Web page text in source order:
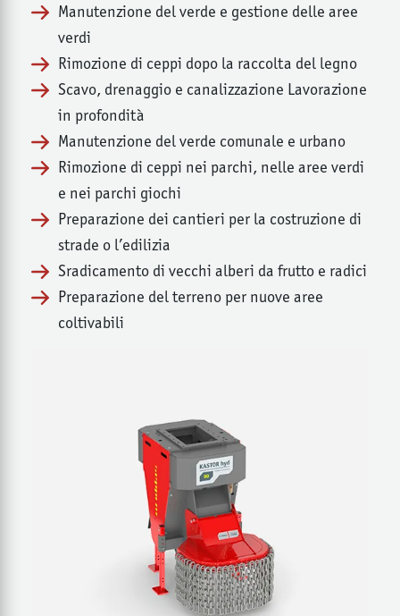
Manutenzione del verde e gestione delle aree
verdi
Rimozione di ceppi dopo la raccolta del legno
Scavo, drenaggio e canalizzazione Lavorazione
in profondità
Manutenzione del verde comunale e urbano
Rimozione di ceppi nei parchi, nelle aree verdi
e nei parchi giochi
Preparazione dei cantieri per la costruzione di
strade o l’edilizia
Sradicamento di vecchi alberi da frutto e radici
Preparazione del terreno per nuove aree
coltivabili